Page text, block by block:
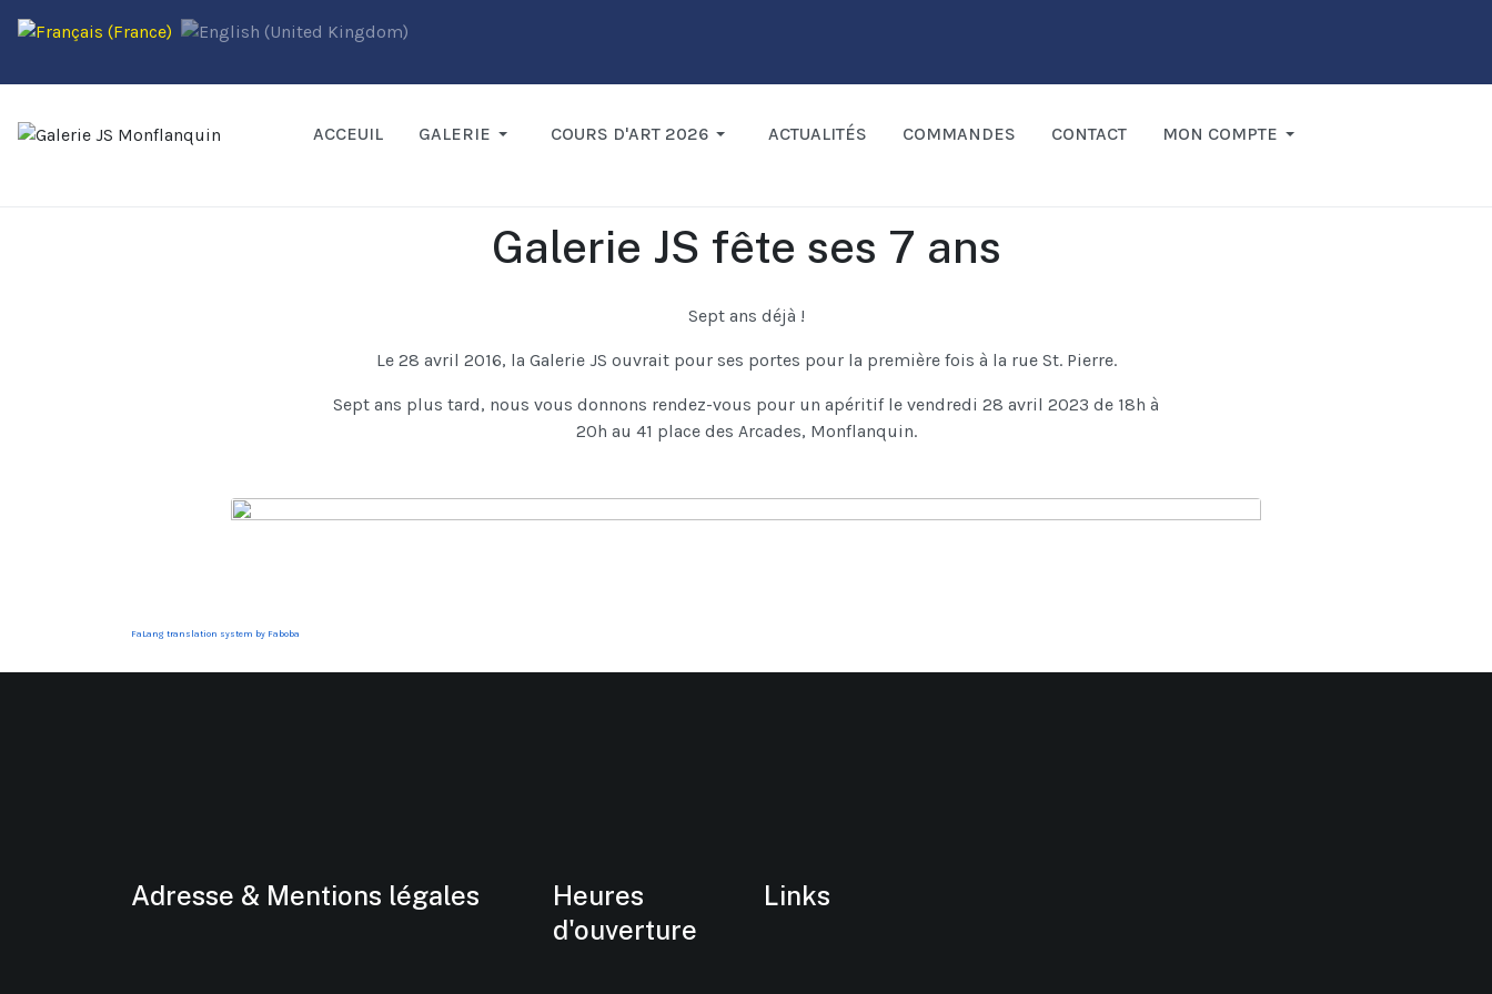
ACCEUIL GALERIE COURS D'ART 2026 ACTUALITÉS COMMANDES CONTACT MON COMPTE
Galerie JS fête ses 7 ans
Sept ans déjà !
Le 28 avril 2016, la Galerie JS ouvrait pour ses portes pour la première fois à la rue St. Pierre.
Sept ans plus tard, nous vous donnons rendez-vous pour un apéritif le vendredi 28 avril 2023 de 18h à
20h au 41 place des Arcades, Monflanquin.
FaLang translation system by Faboba
Adresse & Mentions légales
Heures
d'ouverture
Links